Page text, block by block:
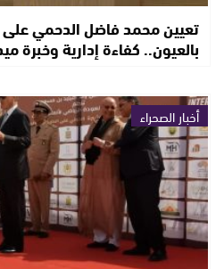
تعيين محمد فاضل الدحمي
بالعيون.. كفاءة إدارية وخبرة
أخبار الصحراء